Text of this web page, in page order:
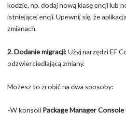
kodzie, np. dodaj nową klasę encji lub
istniejącej encji. Upewnij się, że
zmianach.
2. Dodanie migracji:Użyj narzędzi EF
odzwierciedlającą zmiany.
Możesz to zrobić na dwa sposoby:
-W konsoli Package Manager Console